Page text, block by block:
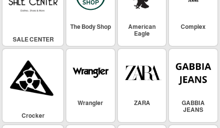
Complex
American
Eagle
The Body Shop
SALE CENTER
GABBIA
JEANS
ZARA
Wrangler
Crocker